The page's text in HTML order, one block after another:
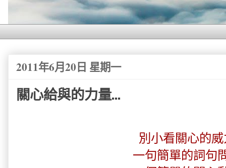
2011年6月20日 星期一
關心給與的力量...
別小看關心的
一句簡單的詞句